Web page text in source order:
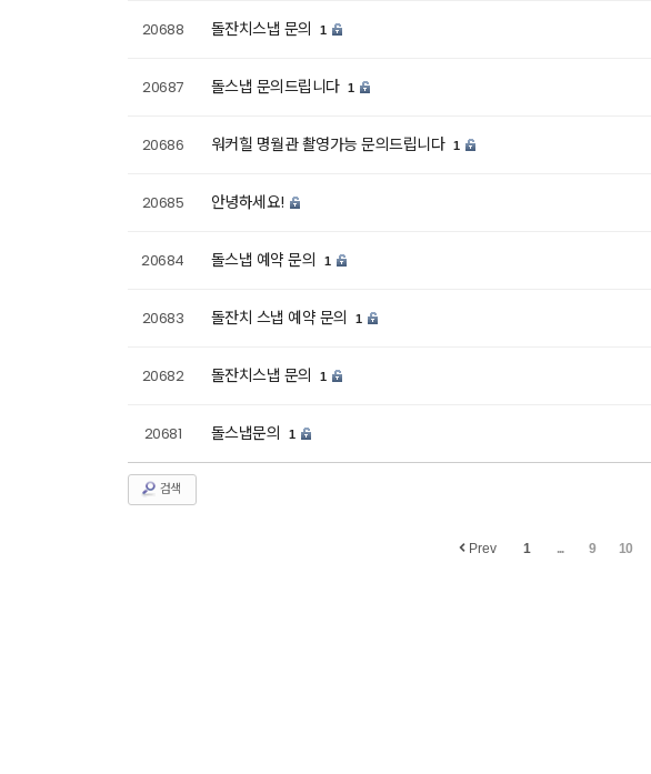
20688 돌잔치스냅 문의 1
20687 돌스냅 문의드립니다 1
20686 워커힐 명월관 촬영가능 문의드립니다 1
20685 안녕하세요!
20684 돌스냅 예약 문의 1
20683 돌잔치 스냅 예약 문의 1
20682 돌잔치스냅 문의 1
20681 돌스냅문의 1
검색
Prev 1 ... 9 10